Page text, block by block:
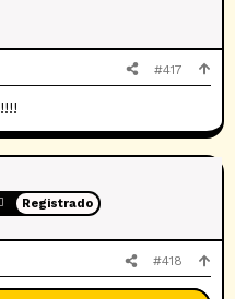
#417
Registrado
#418